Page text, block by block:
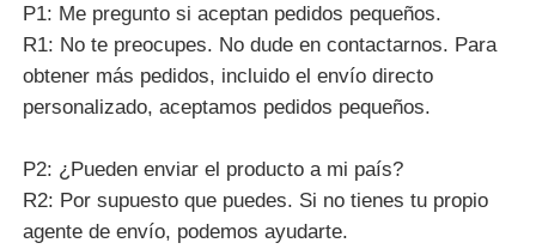
R1: No te preocupes. No dude en contactarnos. Para
obtener más pedidos, incluido el envío directo
personalizado, aceptamos pedidos pequeños.
P2: ¿Pueden enviar el producto a mi país?
R2: Por supuesto que puedes. Si no tienes tu propio
agente de envío, podemos ayudarte.